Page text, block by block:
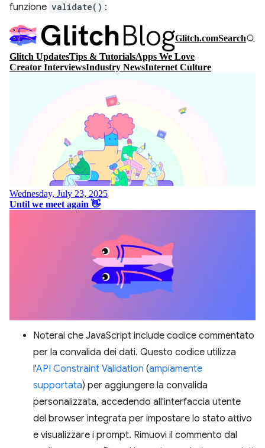
funzione validate() :
Noterai che JavaScript include codice commentato
per la convalida dei dati. Questo codice utilizza
l'API Constraint Validation (ampiamente
supportata) per aggiungere la convalida
personalizzata, accedendo all'interfaccia utente
del browser integrata per impostare lo stato attivo
e visualizzare i prompt. Rimuovi il commento dal